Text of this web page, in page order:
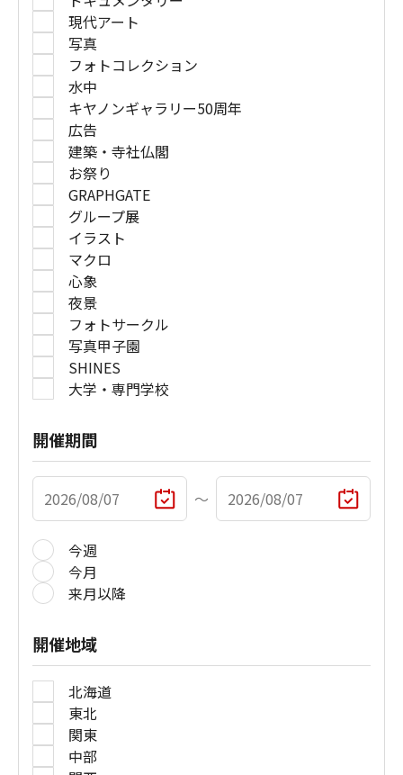
現代アート
写真
フォトコレクション
水中
キヤノンギャラリー50周年
広告
建築・寺社仏閣
お祭り
GRAPHGATE
グループ展
イラスト
マクロ
心象
夜景
フォトサークル
写真甲子園
SHINES
大学・専門学校
開催期間
〜
今週
今月
来月以降
開催地域
北海道
東北
関東
中部